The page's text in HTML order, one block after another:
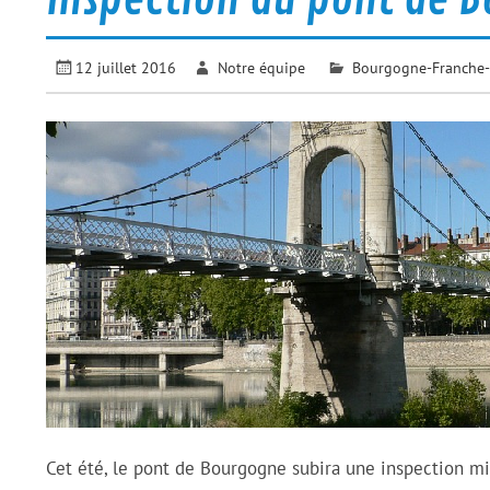
12 juillet 2016 Notre équipe Bourgogne-
Cet été, le pont de Bourgogne subira une inspection